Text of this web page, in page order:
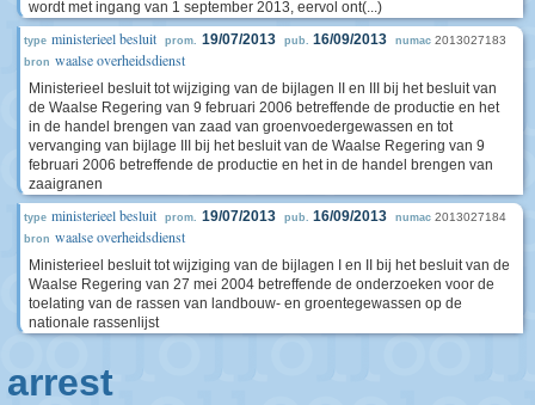
wordt met ingang van 1 september 2013, eervol ont(...)
type ministerieel besluit prom. 19/07/2013 pub. 16/09/2013 numac 2013027183
bron waalse overheidsdienst
Ministerieel besluit tot wijziging van de bijlagen II en III bij het besluit van
de Waalse Regering van 9 februari 2006 betreffende de productie en het
in de handel brengen van zaad van groenvoedergewassen en tot
vervanging van bijlage III bij het besluit van de Waalse Regering van 9
februari 2006 betreffende de productie en het in de handel brengen van
zaaigranen
type ministerieel besluit prom. 19/07/2013 pub. 16/09/2013 numac 2013027184
bron waalse overheidsdienst
Ministerieel besluit tot wijziging van de bijlagen I en II bij het besluit van de
Waalse Regering van 27 mei 2004 betreffende de onderzoeken voor de
toelating van de rassen van landbouw- en groentegewassen op de
nationale rassenlijst
arrest